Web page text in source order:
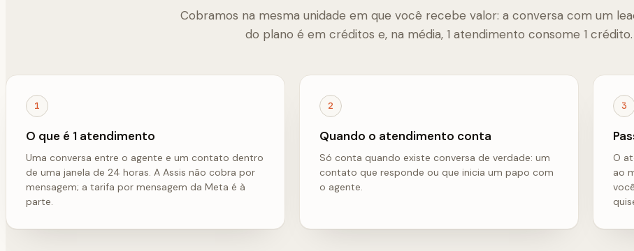
Cobramos na mesma unidade em que você recebe valor: a conversa com um
do plano é em créditos e, na média, 1 atendimento consome 1 crédito.
1
O que é 1 atendimento
Uma conversa entre o agente e um contato dentro
de uma janela de 24 horas. A Assis não cobra por
mensagem; a tarifa por mensagem da Meta é à
parte.
2
Quando o atendimento conta
Só conta quando existe conversa de verdade: um
contato que responde ou que inicia um papo com
o agente.
3
O
ao